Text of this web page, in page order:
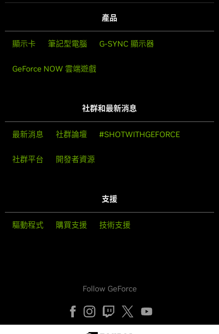
產品
顯示卡 筆記型電腦 G-SYNC 顯示器
GeForce NOW 雲端遊戲
社群和最新消息
最新消息 社群論壇 #SHOTWITHGEFORCE
社群平台 開發者資源
支援
驅動程式 購買支援 技術支援
Follow GeForce